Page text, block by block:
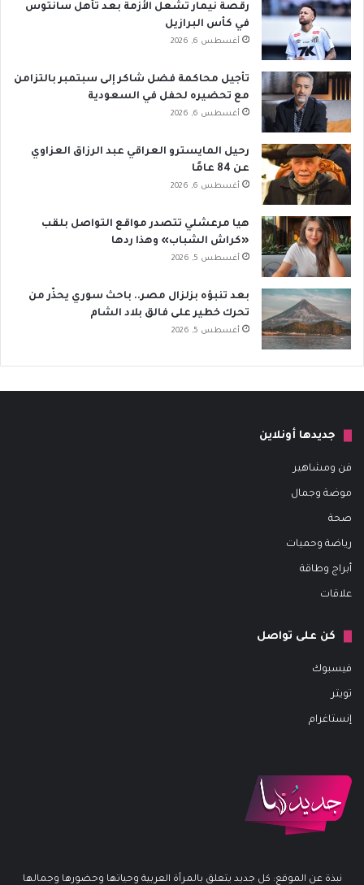
رقصة نيمار تشعل الأزمة بعد تأهل سانتوس
في كأس البرازيل
أغسطس 6, 2026
تأجيل محاكمة فضل شاكر إلى سبتمبر بالتزامن
مع تحضيره لحفل في السعودية
أغسطس 6, 2026
رحيل المايسترو العراقي عبد الرزاق العزاوي
عن 84 عامًا
أغسطس 6, 2026
هيا مرعشلي تتصدر مواقع التواصل بلقب
«كراش الشباب» وهذا ردها
أغسطس 5, 2026
بعد تنبؤه بزلزال مصر.. باحث سوري يحذّر من
تحرك خطير على فالق بلاد الشام
أغسطس 5, 2026
جديدها أونلاين
فن ومشاهير
موضة وجمال
صحة
رياضة وحميات
أبراج وطاقة
علاقات
كن على تواصل
فيسبوك
تويتر
إنستاغرام
نبذة عن الموقع: كل جديد يتعلق بالمرأة العربية وحياتها وحضورها وجمالها